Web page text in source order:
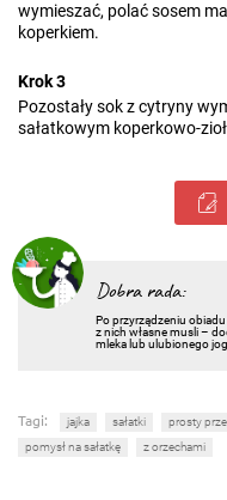
wymieszać, polać sosem
koperkiem.
Krok 3
Pozostały sok z cytryny
sałatkowym koperkowo-
Dobra rada:
Po przyrządzeniu
z nich własne musli –
mleka lub ulubionego
Tagi: jajka sałatki prosty
pomysł na sałatkę
z orzechami